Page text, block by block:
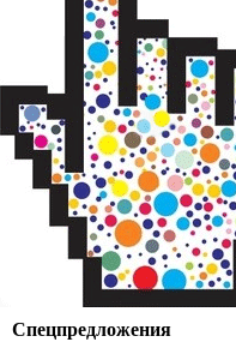
Спецпредложения